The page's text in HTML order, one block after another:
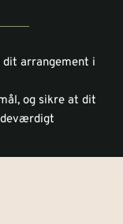
arrangement i
og sikre at dit